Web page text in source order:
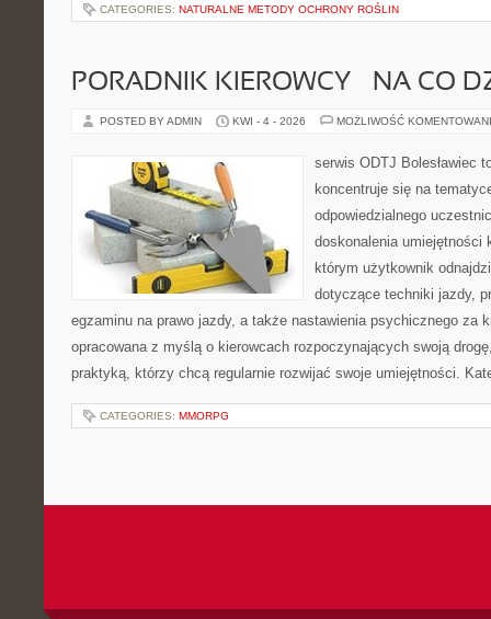
CATEGORIES: NATURALNE METODY OCHRONY ROŚLIN
PORADNIK KIEROWCY – NA CO
POSTED BY ADMIN KWI - 4 - 2026 MOŻLIWOŚĆ
serwis ODTJ Bolesławiec
koncentruje się na
odpowiedzialnego
doskonalenia umiejętności
którym użytkownik
dotyczące techniki jazdy,
egzaminu na prawo jazdy, a także nastawienia psychicznego za
opracowana z myślą o kierowcach rozpoczynających swoją
praktyką, którzy chcą regularnie rozwijać swoje umiejętności.
CATEGORIES: MMORPG